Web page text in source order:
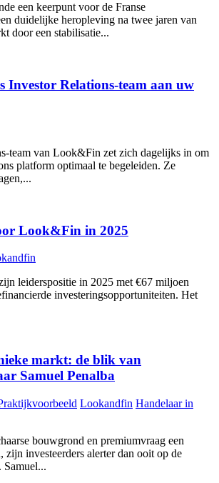
een keerpunt voor de Franse
duidelijke heropleving na twee jaren van
door een stabilisatie...
Investor Relations-team aan uw
team van Look&Fin zet zich dagelijks in om
platform optimaal te begeleiden. Ze
Look&Fin in 2025
leiderspositie in 2025 met €67 miljoen
investeringsopportuniteiten. Het
markt: de blik van
Samuel Penalba
Lookandfin Handelaar in
bouwgrond en premiumvraag een
zijn investeerders alerter dan ooit op de
Samuel...